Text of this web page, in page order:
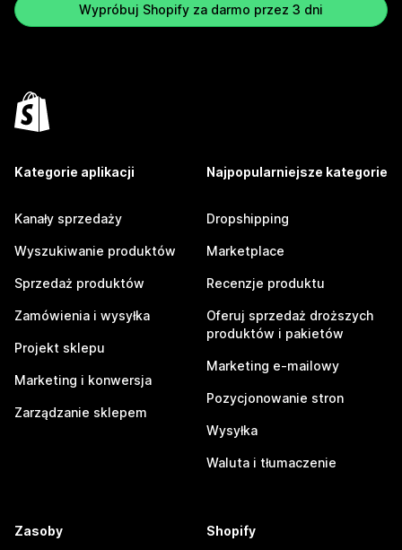
Wypróbuj Shopify za darmo przez 3 dni
Kategorie aplikacji
Kanały sprzedaży
Wyszukiwanie produktów
Sprzedaż produktów
Zamówienia i wysyłka
Projekt sklepu
Marketing i konwersja
Zarządzanie sklepem
Najpopularniejsze kategorie
Dropshipping
Marketplace
Recenzje produktu
Oferuj sprzedaż droższych
produktów i pakietów
Marketing e-mailowy
Pozycjonowanie stron
Wysyłka
Waluta i tłumaczenie
Zasoby Shopify